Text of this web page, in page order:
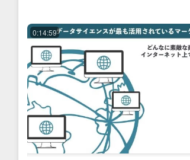
0:14:59